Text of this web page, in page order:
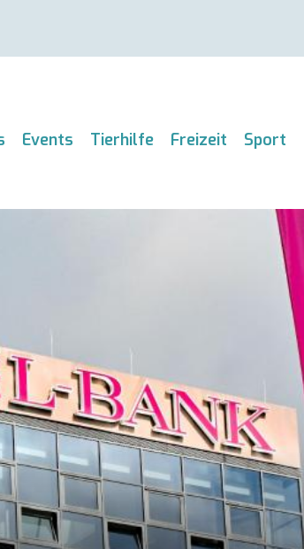
Events Tierhilfe Freizeit Sport